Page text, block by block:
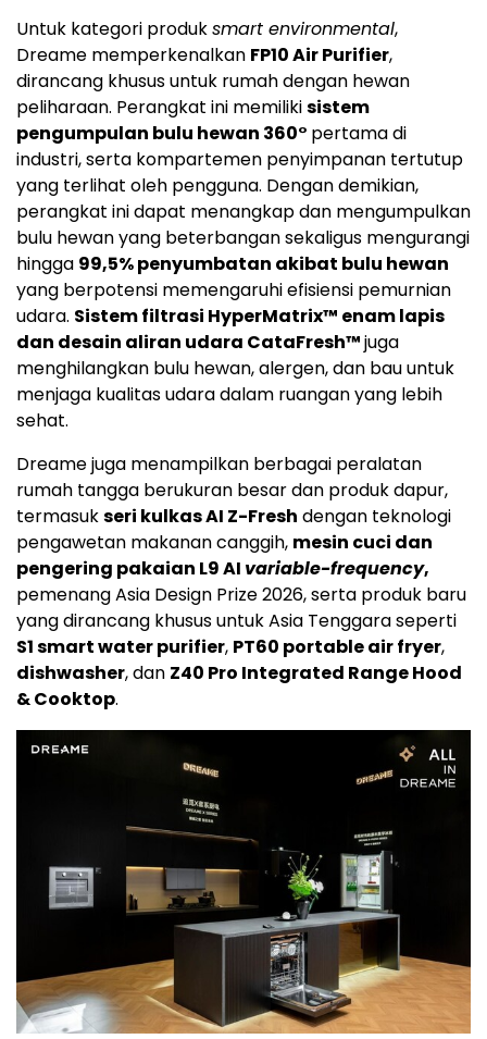
Untuk kategori produksmart environmental,
Dreame memperkenalkan FP10 Air Purifier,
dirancang khusus untuk rumah dengan hewan
peliharaan. Perangkat ini memilikisistem
pengumpulan bulu hewan 360° pertama di
industri, serta kompartemen penyimpanan tertutup
yang terlihat oleh pengguna. Dengan demikian,
perangkat ini dapat menangkap dan mengumpulkan
bulu hewan yang beterbangan sekaligus mengurangi
hingga 99,5% penyumbatan akibat bulu hewan
yang berpotensi memengaruhi efisiensi pemurnian
udara. Sistem filtrasi HyperMatrix™ enam lapis
dan desain aliran udara CataFresh™juga
menghilangkan bulu hewan, alergen, dan bau untuk
menjaga kualitas udara dalam ruangan yang lebih
sehat.
Dreame juga menampilkan berbagai peralatan
rumah tangga berukuran besar dan produk dapur,
termasukseri kulkas AI Z-Fresh dengan teknologi
pengawetan makanan canggih, mesin cuci dan
pengering pakaian L9 AI variable-frequency,
pemenang Asia Design Prize 2026, serta produk baru
yang dirancang khusus untuk Asia Tenggara seperti
S1 smart water purifier, PT60 portable air fryer,
dishwasher, dan Z40 Pro Integrated Range Hood
& Cooktop.